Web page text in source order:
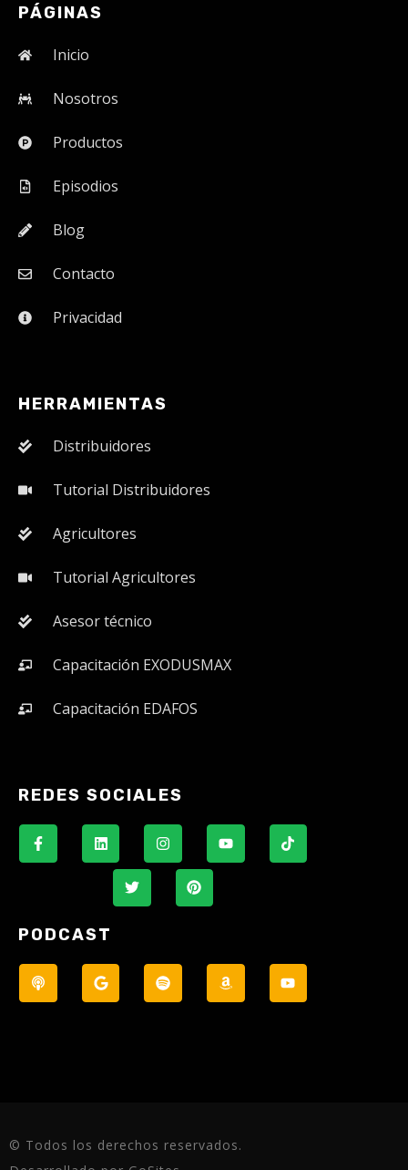
PÁGINAS
Inicio
Nosotros
Productos
Episodios
Blog
Contacto
Privacidad
HERRAMIENTAS
Distribuidores
Tutorial Distribuidores
Agricultores
Tutorial Agricultores
Asesor técnico
Capacitación EXODUSMAX
Capacitación EDAFOS
REDES SOCIALES
PODCAST
© Todos los derechos reservados.